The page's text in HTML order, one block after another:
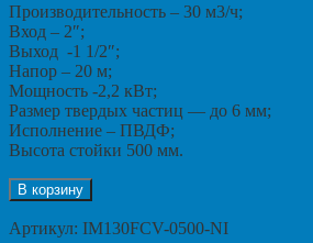
Производительность – 30 м3/ч;
Вход – 2″;
Выход -1 1/2″;
Напор – 20 м;
Мощность -2,2 кВт;
Размер твердых частиц — до 6 мм;
Исполнение – ПВДФ;
Высота стойки 500 мм.
В корзину
Артикул: IM130FCV-0500-NI